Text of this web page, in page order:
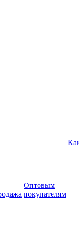
Оптовым
покупателям